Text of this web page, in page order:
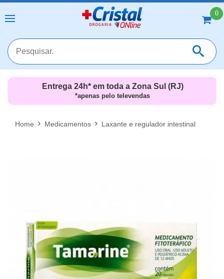
0
MAIS RESULTADOS
Entrega 24h* em toda a Zona Sul (RJ)
*apenas pelo televendas
Home Medicamentos Laxante e regulador intestinal